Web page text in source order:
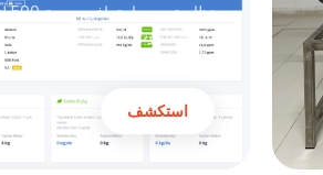
نظام
ساعة للبيوت الزجاجية المتوسطة
والكبيرة.
استكشف